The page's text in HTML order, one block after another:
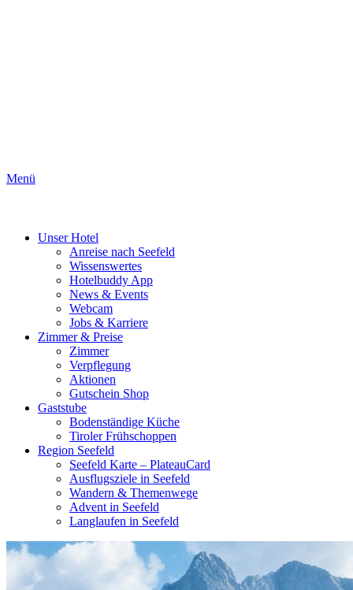
Menü
Unser Hotel
Anreise nach Seefeld
Wissenswertes
Hotelbuddy App
News & Events
Webcam
Jobs & Karriere
Zimmer & Preise
Zimmer
Verpflegung
Aktionen
Gutschein Shop
Gaststube
Bodenständige Küche
Tiroler Frühschoppen
Region Seefeld
Seefeld Karte – PlateauCard
Ausflugsziele in Seefeld
Wandern & Themenwege
Advent in Seefeld
Langlaufen in Seefeld